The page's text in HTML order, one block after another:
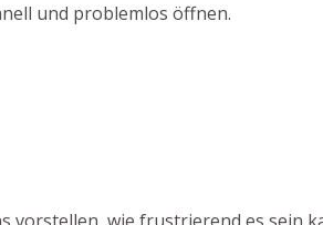
und problemlos öffnen.